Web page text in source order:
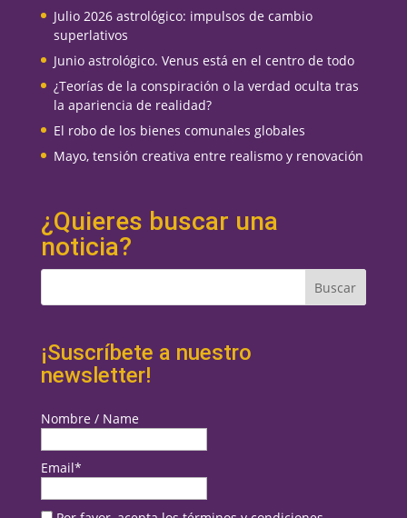
Julio 2026 astrológico: impulsos de cambio
superlativos
Junio astrológico. Venus está en el centro de todo
¿Teorías de la conspiración o la verdad oculta tras
la apariencia de realidad?
El robo de los bienes comunales globales
Mayo, tensión creativa entre realismo y renovación
¿Quieres buscar una
noticia?
¡Suscríbete a nuestro
newsletter!
Nombre / Name
Email*